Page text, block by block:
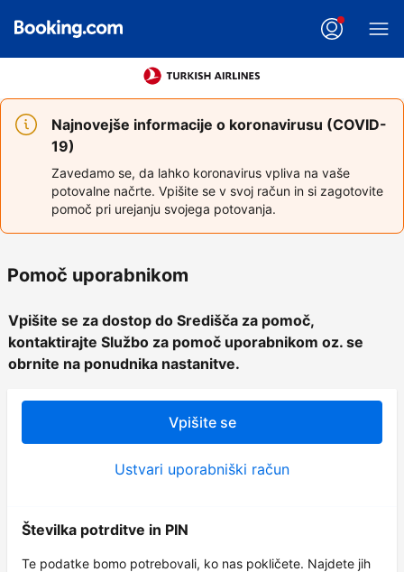
Najnovejše informacije o koronavirusu (COVID-
19)
Zavedamo se, da lahko koronavirus vpliva na vaše
potovalne načrte. Vpišite se v svoj račun in si zagotovite
pomoč pri urejanju svojega potovanja.
Pomoč uporabnikom
Vpišite se za dostop do Središča za pomoč,
kontaktirajte Službo za pomoč uporabnikom oz. se
obrnite na ponudnika nastanitve.
Vpišite se
Ustvari uporabniški račun
Številka potrditve in PIN
Te podatke bomo potrebovali, ko nas pokličete. Najdete jih